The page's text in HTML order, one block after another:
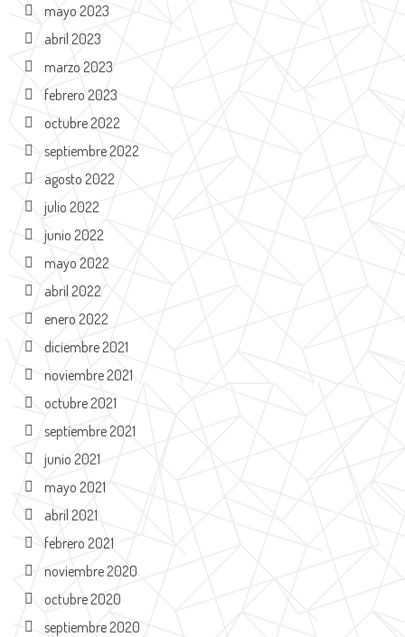
mayo 2023
abril 2023
marzo 2023
febrero 2023
octubre 2022
septiembre 2022
agosto 2022
julio 2022
junio 2022
mayo 2022
abril 2022
enero 2022
diciembre 2021
noviembre 2021
octubre 2021
septiembre 2021
junio 2021
mayo 2021
abril 2021
febrero 2021
noviembre 2020
octubre 2020
septiembre 2020